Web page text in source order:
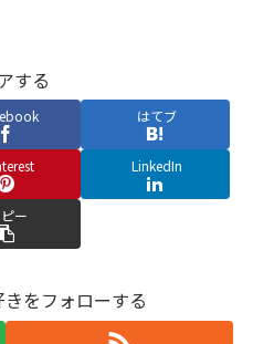
する
はてブ
LinkedIn
ー
をフォローする